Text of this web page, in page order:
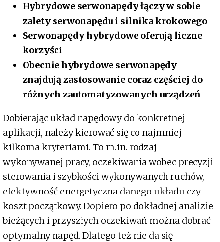
Hybrydowe serwonapędy łączy w sobie
zalety serwonapędu i silnika krokowego
Serwonapędy hybrydowe oferują liczne
korzyści
Obecnie hybrydowe serwonapędy
znajdują zastosowanie coraz częściej do
różnych zautomatyzowanych urządzeń
Dobierając układ napędowy do konkretnej
aplikacji, należy kierować się co najmniej
kilkoma kryteriami. To m.in. rodzaj
wykonywanej pracy, oczekiwania wobec precyzji
sterowania i szybkości wykonywanych ruchów,
efektywność energetyczna danego układu czy
koszt początkowy. Dopiero po dokładnej analizie
bieżących i przyszłych oczekiwań można dobrać
optymalny napęd. Dlatego też nie da się